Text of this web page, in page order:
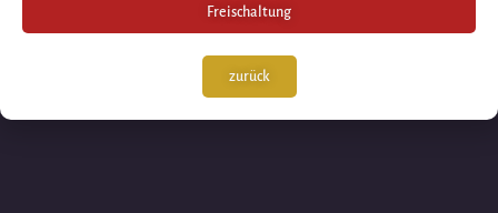
Freischaltung
zurück